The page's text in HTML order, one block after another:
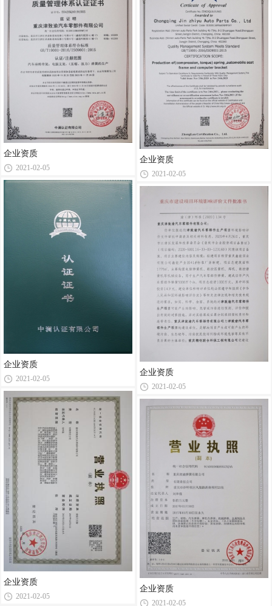
企业资质
2021-02-05
企业资质
2021-02-05
企业资质
2021-02-05
企业资质
2021-02-05
企业资质
2021-02-05
企业资质
2021-02-05